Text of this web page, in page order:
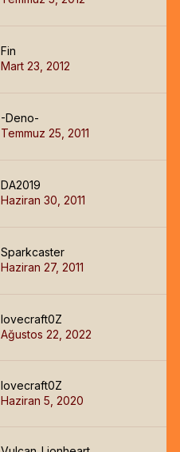
Fin
Mart 23, 2012
-Deno-
Temmuz 25, 2011
DA2019
Haziran 30, 2011
Sparkcaster
Haziran 27, 2011
lovecraft0Z
Ağustos 22, 2022
lovecraft0Z
Haziran 5, 2020